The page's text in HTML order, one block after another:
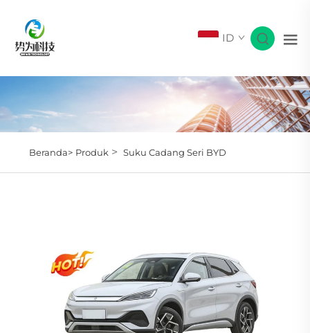
ID
Beranda> Produk> Suku Cadang Seri BYD